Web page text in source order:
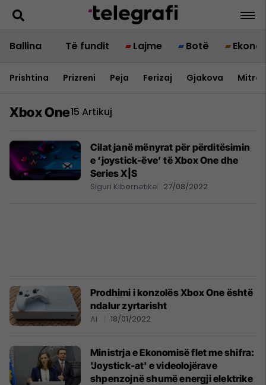
Ballina Të fundit Lajme Botë
Prishtina Prizreni Peja Ferizaj Gjakova
Xbox One15 Artikuj
Cilat janë mënyrat për përditësimin
e ‘joystick-ëve’ të Xbox One dhe
Series X|S
Siguri Kibernetike 27/08/2022
Prodhimi i konzolës Xbox One është
ndalur zyrtarisht
AI 18/01/2022
Ministrja e Ekonomisë flet me shifra:
'Joystick-at' e videolojërave
shpenzojnë shumë energji elektrike